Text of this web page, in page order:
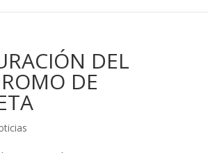
DEL
DE